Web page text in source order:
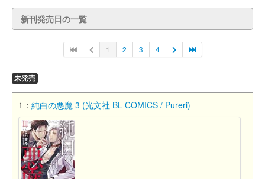
新刊発売日の一覧
1 2 3 4
未発売
1： 純白の悪魔 3 (光文社 BL COMICS / Pureri)